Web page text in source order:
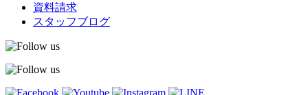
資料請求
スタッフブログ